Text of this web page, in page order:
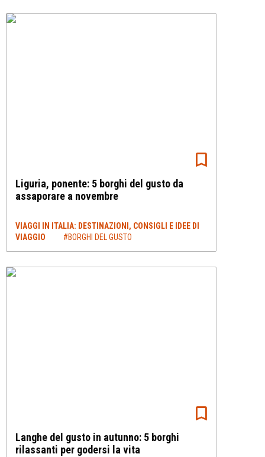
Liguria, ponente: 5 borghi del gusto da
assaporare a novembre
VIAGGI IN ITALIA: DESTINAZIONI, CONSIGLI E IDEE DI
VIAGGIO
#BORGHI DEL GUSTO
Langhe del gusto in autunno: 5 borghi
rilassanti per godersi la vita